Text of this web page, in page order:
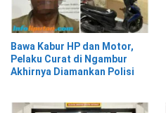
Bawa Kabur HP dan Motor,
Pelaku Curat di Ngambur
Akhirnya Diamankan Polisi